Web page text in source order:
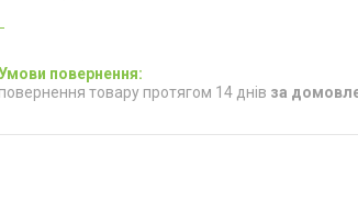
повернення товару протягом 14 днів за